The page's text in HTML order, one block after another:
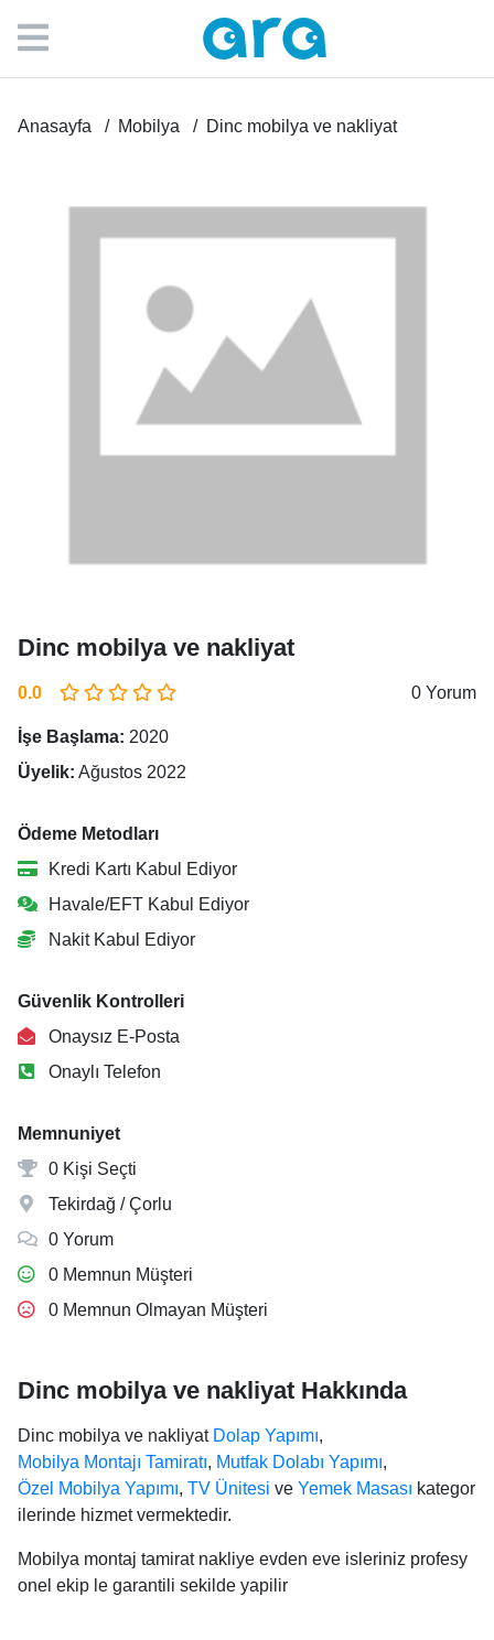
Anasayfa Mobilya Dinc mobilya ve nakliyat
Dinc mobilya ve nakliyat
0.0 0 Yorum
İşe Başlama: 2020
Üyelik: Ağustos 2022
Ödeme Metodları
Kredi Kartı Kabul Ediyor
Havale/EFT Kabul Ediyor
Nakit Kabul Ediyor
Güvenlik Kontrolleri
Onaysız E-Posta
Onaylı Telefon
Memnuniyet
0 Kişi Seçti
Tekirdağ / Çorlu
0 Yorum
0 Memnun Müşteri
0 Memnun Olmayan Müşteri
Dinc mobilya ve nakliyat Hakkında
Dinc mobilya ve nakliyat Dolap Yapımı,
Mobilya Montajı Tamiratı, Mutfak Dolabı Yapımı,
Özel Mobilya Yapımı, TV Ünitesi ve Yemek Masası kategor
ilerinde hizmet vermektedir.
Mobilya montaj tamirat nakliye evden eve isleriniz profesy
onel ekip le garantili sekilde yapilir